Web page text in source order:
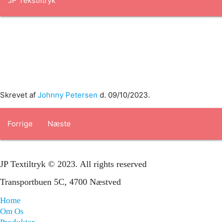
Skrevet af Johnny Petersen d. 09/10/2023.
Forrige Næste
JP Textiltryk © 2023. All rights reserved
Transportbuen 5C, 4700 Næstved
Home
Om Os